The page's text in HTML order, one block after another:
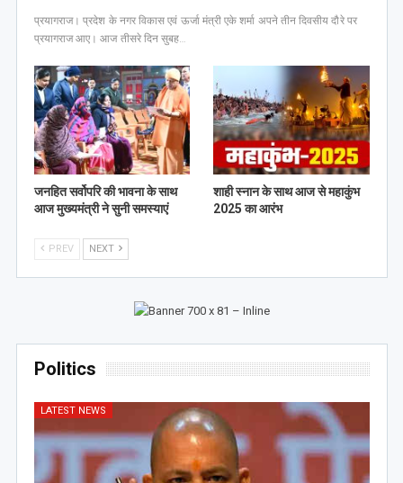
प्रयागराज। प्रदेश के नगर विकास एवं ऊर्जा मंत्री एके शर्मा अपने तीन दिवसीय दौरे पर
प्रयागराज आए। आज तीसरे दिन सुबह…
जनहित सर्वोपरि की भावना के साथ
आज मुख्यमंत्री ने सुनी समस्याएं
शाही स्नान के साथ आज से महाकुंभ
2025 का आरंभ
PREV NEXT
Politics
LATEST NEWS